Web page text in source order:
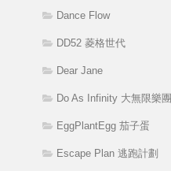
Dance Flow
DD52 菱格世代
Dear Jane
Do As Infinity 大無限樂團
EggPlantEgg 茄子蛋
Escape Plan 逃跑計劃